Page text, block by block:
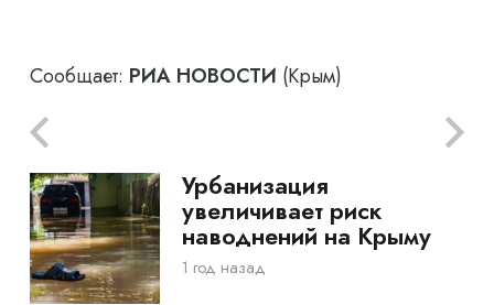
Сообщает: РИА НОВОСТИ (Крым)
Урбанизация
увеличивает риск
наводнений на Крыму
1 год назад